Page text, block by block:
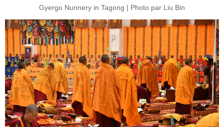
Gyergo Nunnery in Tagong | Photo par Liu Bin